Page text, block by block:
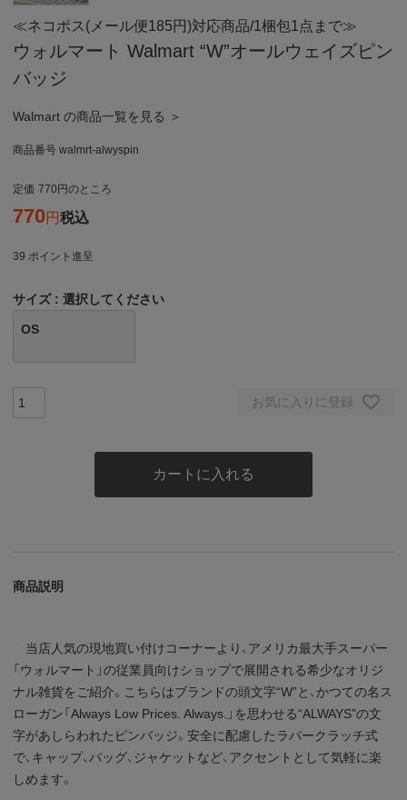
≪ネコポス(メール便185円)対応商品/1梱包1点まで≫
ウォルマート Walmart “W”オールウェイズピン
バッジ
Walmart の商品一覧を見る ＞
商品番号 walmrt-alwyspin
定価 770 のところ
770 税込
39 ポイント進呈
サイズ 選択してください
OS
お気に入りに登録
カートに入れる
商品説明
当店人気の現地買い付けコーナーより、アメリカ最大手スーパー
「ウォルマート」の従業員向けショップで展開される希少なオリジ
ナル雑貨をご紹介。こちらはブランドの頭文字“W”と、かつての名ス
ローガン「Always Low Prices. Always.」を思わせる“ALWAYS”の文
字があしらわれたピンバッジ。安全に配慮したラバークラッチ式
で、キャップ、バッグ、ジャケットなど、アクセントとして気軽に楽
しめます。